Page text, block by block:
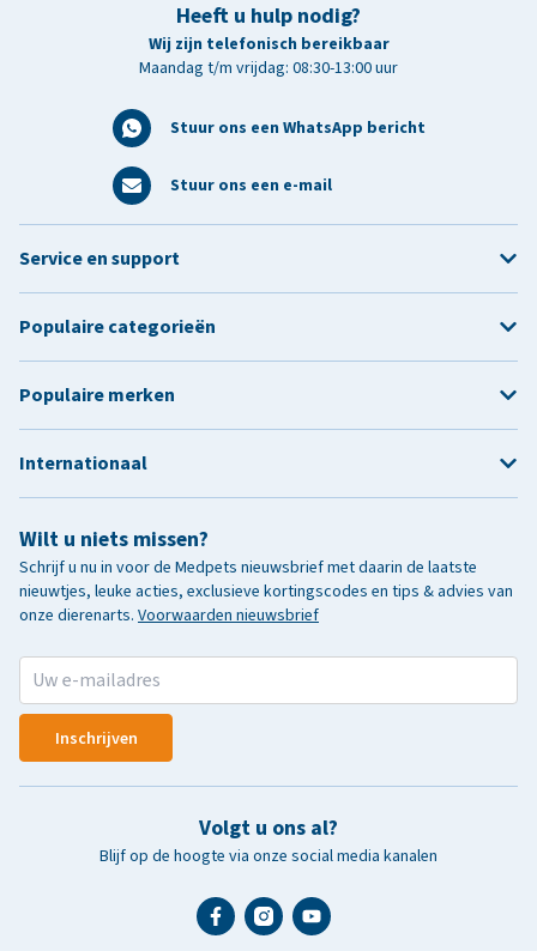
Heeft u hulp nodig?
Wij zijn telefonisch bereikbaar
Maandag t/m vrijdag: 08:30-13:00 uur
Stuur ons een WhatsApp bericht
Stuur ons een e-mail
Wilt u niets missen?
Schrijf u nu in voor de Medpets nieuwsbrief met daarin de laatste
nieuwtjes, leuke acties, exclusieve kortingscodes en tips & advies van
onze dierenarts. Voorwaarden nieuwsbrief
Inschrijven
Volgt u ons al?
Blijf op de hoogte via onze social media kanalen
Service en support
Populaire categorieën
Populaire merken
Internationaal